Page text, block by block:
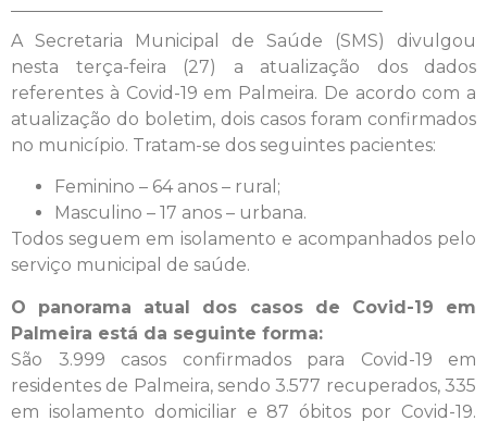
A Secretaria Municipal de Saúde (SMS) divulgou
nesta terça-feira (27) a atualização dos dados
referentes à Covid-19 em Palmeira. De acordo com a
atualização do boletim, dois casos foram confirmados
no município. Tratam-se dos seguintes pacientes:
Feminino – 64 anos – rural;
Masculino – 17 anos – urbana.
Todos seguem em isolamento e acompanhados pelo
serviço municipal de saúde.
O panorama atual dos casos de Covid-19 em
Palmeira está da seguinte forma:
São 3.999 casos confirmados para Covid-19 em
residentes de Palmeira, sendo 3.577 recuperados, 335
em isolamento domiciliar e 87 óbitos por Covid-19.